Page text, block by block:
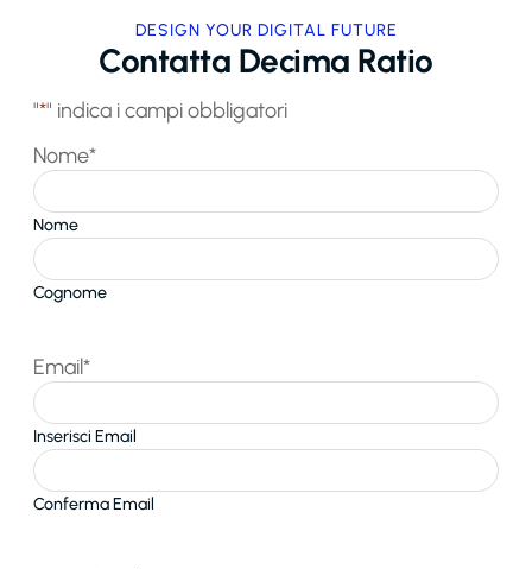
DESIGN YOUR DIGITAL FUTURE
Contatta Decima Ratio
"*" indica i campi obbligatori
Nome*
Nome
Cognome
Email*
Inserisci Email
Conferma Email